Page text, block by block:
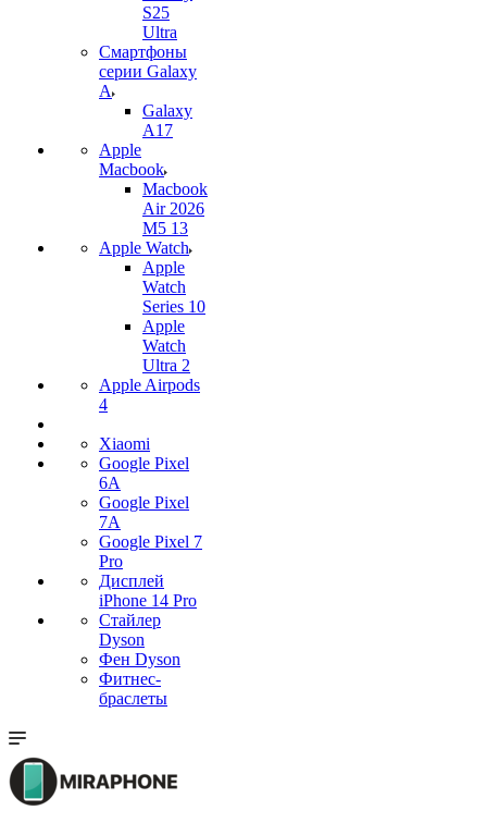
S25
Ultra
Смартфоны
серии Galaxy
A
Galaxy
A17
Apple
Macbook
Macbook
Air 2026
M5 13
Apple Watch
Apple
Watch
Series 10
Apple
Watch
Ultra 2
Apple Airpods
4
Xiaomi
Google Pixel
6A
Google Pixel
7А
Google Pixel 7
Pro
Дисплей
iPhone 14 Pro
Стайлер
Dyson
Фен Dyson
Фитнес-
браслеты